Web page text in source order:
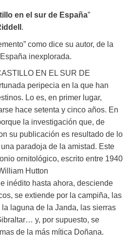
en el sur de España”
.
como dice su autor, de la
inexplorada.
EN EL SUR DE
peripecia en la que han
Lo es, en primer lugar,
hace setenta y cinco años. En
la investigación que, de
su publicación es resultado de lo
paradoja de la amistad. Este
ornitológico, escrito entre 1940
Hutton
inédito hasta ahora, desciende
se extiende por la campiña, las
laguna de la Janda, las sierras
y, por supuesto, se
de la más mítica Doñana.